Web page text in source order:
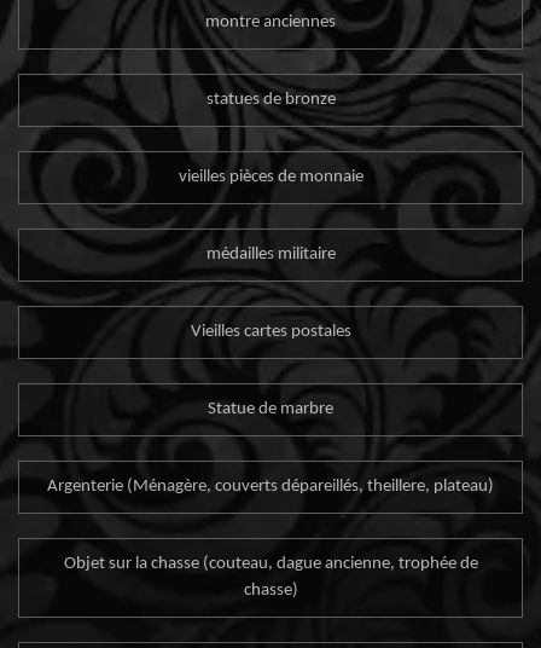
montre anciennes
statues de bronze
vieilles pièces de monnaie
médailles militaire
Vieilles cartes postales
Statue de marbre
Argenterie (Ménagère, couverts dépareillés, theillere, plateau)
Objet sur la chasse (couteau, dague ancienne, trophée de
chasse)